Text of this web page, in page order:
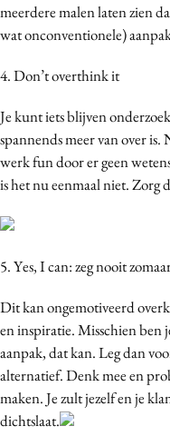
meerdere malen laten zien
wat onconventionele)
4. Don’t overthink it
Je kunt iets blijven
spannends meer van over is.
werk fun door er geen
is het nu eenmaal niet. Zorg
5. Yes, I can: zeg nooit
Dit kan ongemotiveerd
en inspiratie. Misschien ben
aanpak, dat kan. Leg dan
alternatief. Denk mee en
maken. Je zult jezelf en je
dichtslaat.